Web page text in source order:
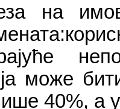
на
може
40%, а